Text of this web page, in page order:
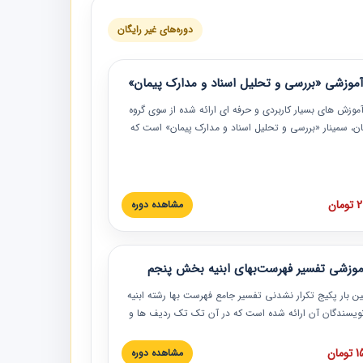
دوره‌های غیر رایگان
«بررسی و تحلیل اسناد و مدارک پیمان»
های بسیار کاربردی و حرفه‏ ای ارائه شده از سوی گروه
سمینار «بررسی و تحلیل اسناد و مدارک پیمان» است که
این خصوص ارائه شده است.
مشاهده دوره
تفسیر فهرست‌بهای ابنیه بخش پنجم
بار پکیج تکرار نشدنی تفسیر جامع فهرست بها رشته ابنیه
نویسندگان آن ارائه شده است که در آن تک تک ردیف ها و
و به همراه تصاویر عملیات اجرایی مرتبط با ردیف های
مشاهده دوره